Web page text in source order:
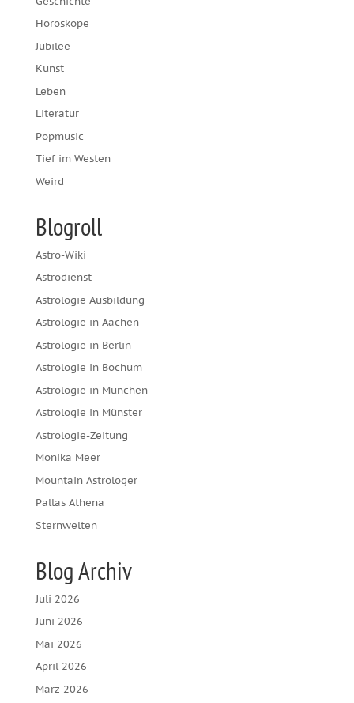
Horoskope
Jubilee
Kunst
Leben
Literatur
Popmusic
Tief im Westen
Weird
Blogroll
Astro-Wiki
Astrodienst
Astrologie Ausbildung
Astrologie in Aachen
Astrologie in Berlin
Astrologie in Bochum
Astrologie in München
Astrologie in Münster
Astrologie-Zeitung
Monika Meer
Mountain Astrologer
Pallas Athena
Sternwelten
Blog Archiv
Juli 2026
Juni 2026
Mai 2026
April 2026
März 2026